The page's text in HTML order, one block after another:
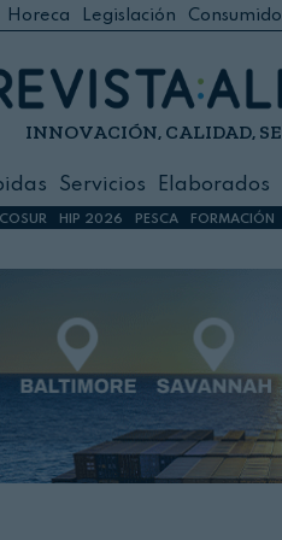
Horeca Legislación
INNOVACIÓN, CALIDAD,
Servicios Elaborados
Foodservice
primas
HIP 2026 PESCA FORMACIÓN